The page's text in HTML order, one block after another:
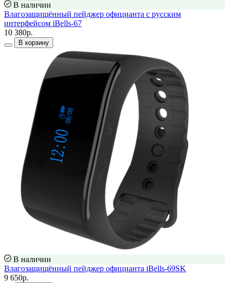
В наличии
Влагозащищённый пейджер официанта с русским
интерфейсом iBells-67
10 380р.
В корзину
В наличии
Влагозащищённый пейджер официанта iBells-69SK
9 650р.